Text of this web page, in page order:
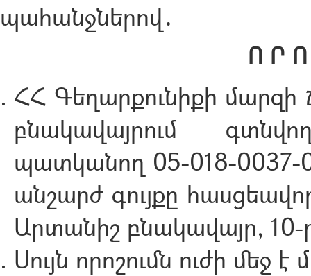
պահանջներով․
Ո Ր
ՀՀ Գեղարքունիքի
բնակավայրում
պատկանող 05-018-
անշարժ գույքը
Արտանիշ բնակավայր, 10-
Սույն որոշումն ուժի